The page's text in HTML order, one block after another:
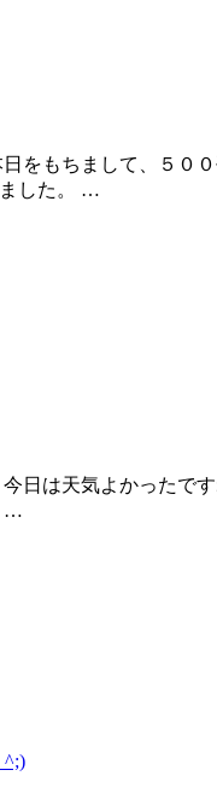
をもちまして、５０
した。 …
日は天気よかったで
…